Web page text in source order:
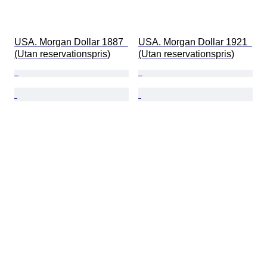
USA. Morgan Dollar 1887
(Utan reservationspris)
USA. Morgan Dollar 1921
(Utan reservationspris)